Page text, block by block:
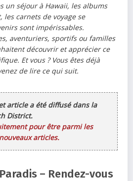
un séjour à Hawaii, les albums
les carnets de voyage se
sont impérissables.
aventuriers, sportifs ou familles
découvrir et apprécier ce
Et vous ? Vous êtes déjà
de lire ce qui suit.
article a été diffusé dans la
District.
pour être parmi les
articles.
– Rendez-vous